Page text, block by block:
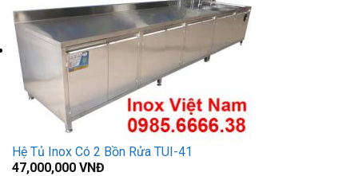
Hệ Tủ Inox Có 2 Bồn Rửa TUI-41
47,000,000 VNĐ